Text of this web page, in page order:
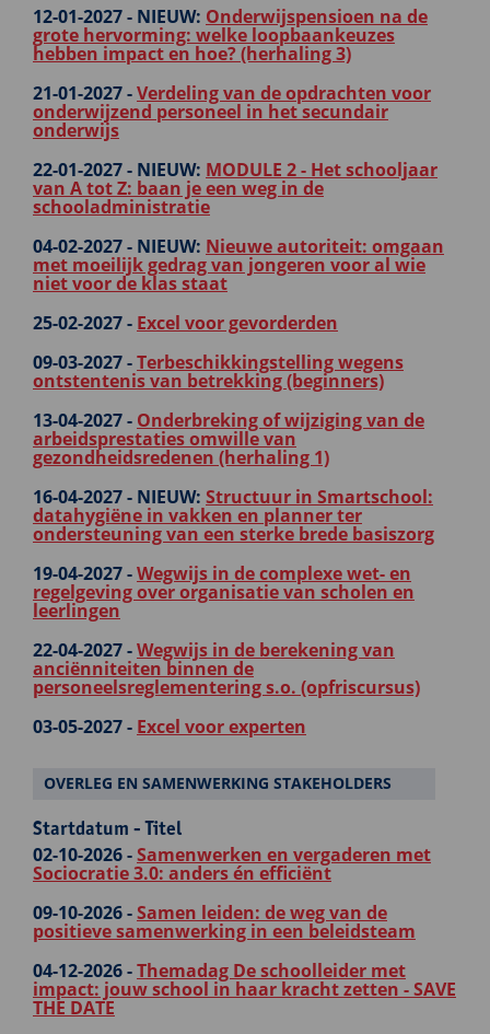
12-01-2027 - NIEUW: Onderwijspensioen na de
grote hervorming: welke loopbaankeuzes
hebben impact en hoe? (herhaling 3)
21-01-2027 -Verdeling van de opdrachten voor
onderwijzend personeel in het secundair
onderwijs
22-01-2027 - NIEUW: MODULE 2 - Het schooljaar
van A tot Z: baan je een weg in de
schooladministratie
04-02-2027 - NIEUW: Nieuwe autoriteit: omgaan
met moeilijk gedrag van jongeren voor al wie
niet voor de klas staat
25-02-2027 - Excel voor gevorderden
09-03-2027 -Terbeschikkingstelling wegens
ontstentenis van betrekking (beginners)
13-04-2027 - Onderbreking of wijziging van de
arbeidsprestaties omwille van
gezondheidsredenen (herhaling 1)
16-04-2027 - NIEUW: Structuur in Smartschool:
datahygiëne in vakken en planner ter
ondersteuning van een sterke brede basiszorg
19-04-2027 -Wegwijs in de complexe wet- en
regelgeving over organisatie van scholen en
leerlingen
22-04-2027 -Wegwijs in de berekening van
anciënniteiten binnen de
personeelsreglementering s.o. (opfriscursus)
03-05-2027 - Excel voor experten
OVERLEG EN SAMENWERKING STAKEHOLDERS
Startdatum - Titel
02-10-2026 -Samenwerken en vergaderen met
Sociocratie 3.0: anders én efficiënt
09-10-2026 -Samen leiden: de weg van de
positieve samenwerking in een beleidsteam
04-12-2026 -Themadag De schoolleider met
impact: jouw school in haar kracht zetten - SAVE
THE DATE